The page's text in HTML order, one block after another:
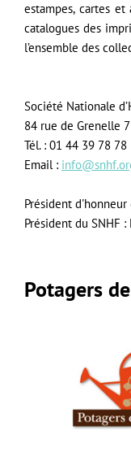
estampes, cartes et
catalogues des
l’ensemble des
Société Nationale
84 rue de Grenelle
Tél. : 01 44 39 78 78
Email :
Président
Président du SNHF
Potagers